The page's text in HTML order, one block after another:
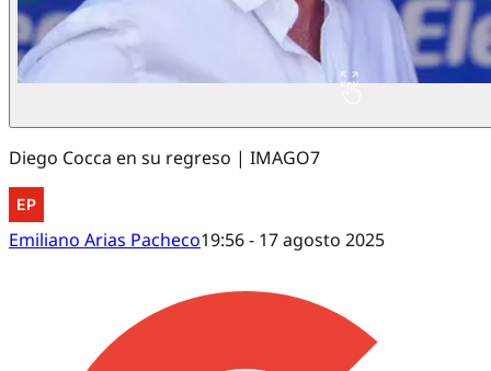
Diego Cocca en su regreso | IMAGO7
Emiliano Arias Pacheco19:56 - 17 agosto 2025